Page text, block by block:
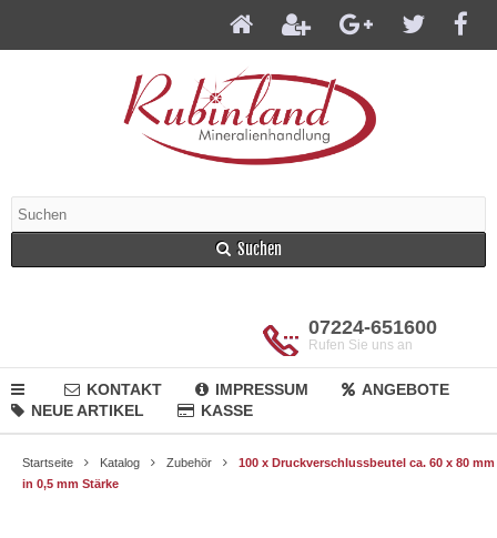
Suchen
07224-651600
Rufen Sie uns an
KONTAKT IMPRESSUM
ANGEBOTE
NEUE ARTIKEL
KASSE
Startseite Katalog Zubehör
100 x Druckverschlussbeutel ca. 60 x 80 mm
in 0,5 mm Stärke